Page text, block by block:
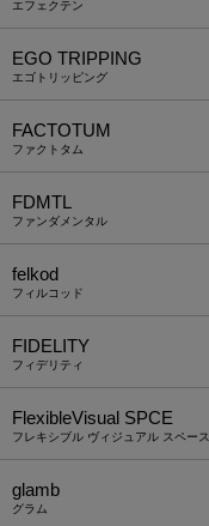
エフェクテン
EGO TRIPPING
エゴトリッピング
FACTOTUM
ファクトタム
FDMTL
ファンダメンタル
felkod
フィルコッド
FIDELITY
フィデリティ
FlexibleVisual SPCE
フレキシブル ヴィジュアル スペース
glamb
グラム